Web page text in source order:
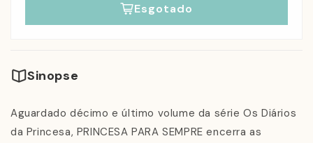
Esgotado
Sinopse
Aguardado décimo e último volume da série Os Diários
da Princesa, PRINCESA PARA SEMPRE encerra as